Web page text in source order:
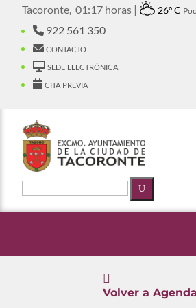
Tacoronte, 01:17 horas | 26º C
922 561 350
contacto
sede electrónica
cita previa
U

Volver a Agenda